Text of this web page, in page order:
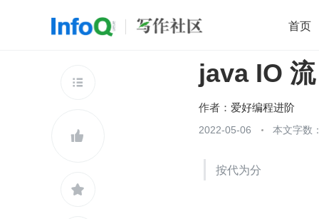
首页
开源 架构
团队管理
查看更多



java IO 流
作者： 爱好编程进阶
2022-05-06 本文字数
按代为分